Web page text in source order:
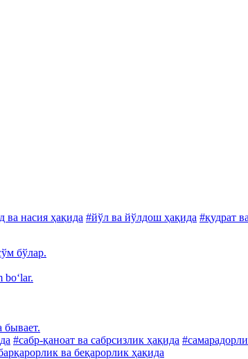
ва насия ҳақида #йўл ва йўлдош ҳақида #қудрат
бўлар.
bo‘lar.
бывает.
#сабр-қаноат ва сабрсизлик ҳақида
ва беқарорлик ҳақида